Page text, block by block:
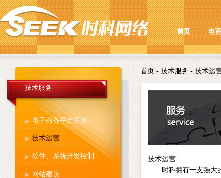
首页 电
技术服务
电子商务平台开发
技术运营
软件、系统开发控制
网站建设
首页 - 技术服务 - 技术运
技术运营
时科拥有一支强大